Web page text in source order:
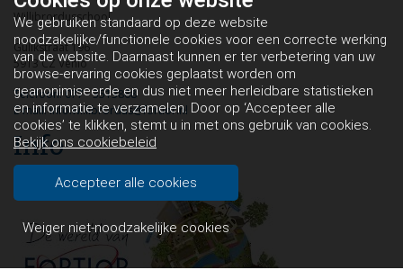
Willibrordusschool
Gulikstraat 196
5913 CZ Venlo
Telefoon: 077 - 3513868
E-mail: info.willibrordus@fortior.nl
Info
© 2025 | Willibrordusschool Fortior
We gebruiken standaard op deze website
noodzakelijke/functionele cookies voor een correcte werking
van de website. Daarnaast kunnen er ter verbetering van uw
browse-ervaring cookies geplaatst worden om
geanonimiseerde en dus niet meer herleidbare statistieken
en informatie te verzamelen. Door op ‘Accepteer alle
cookies’ te klikken, stemt u in met ons gebruik van cookies.
Bekijk ons cookiebeleid
Accepteer alle cookies
Weiger niet-noodzakelijke cookies